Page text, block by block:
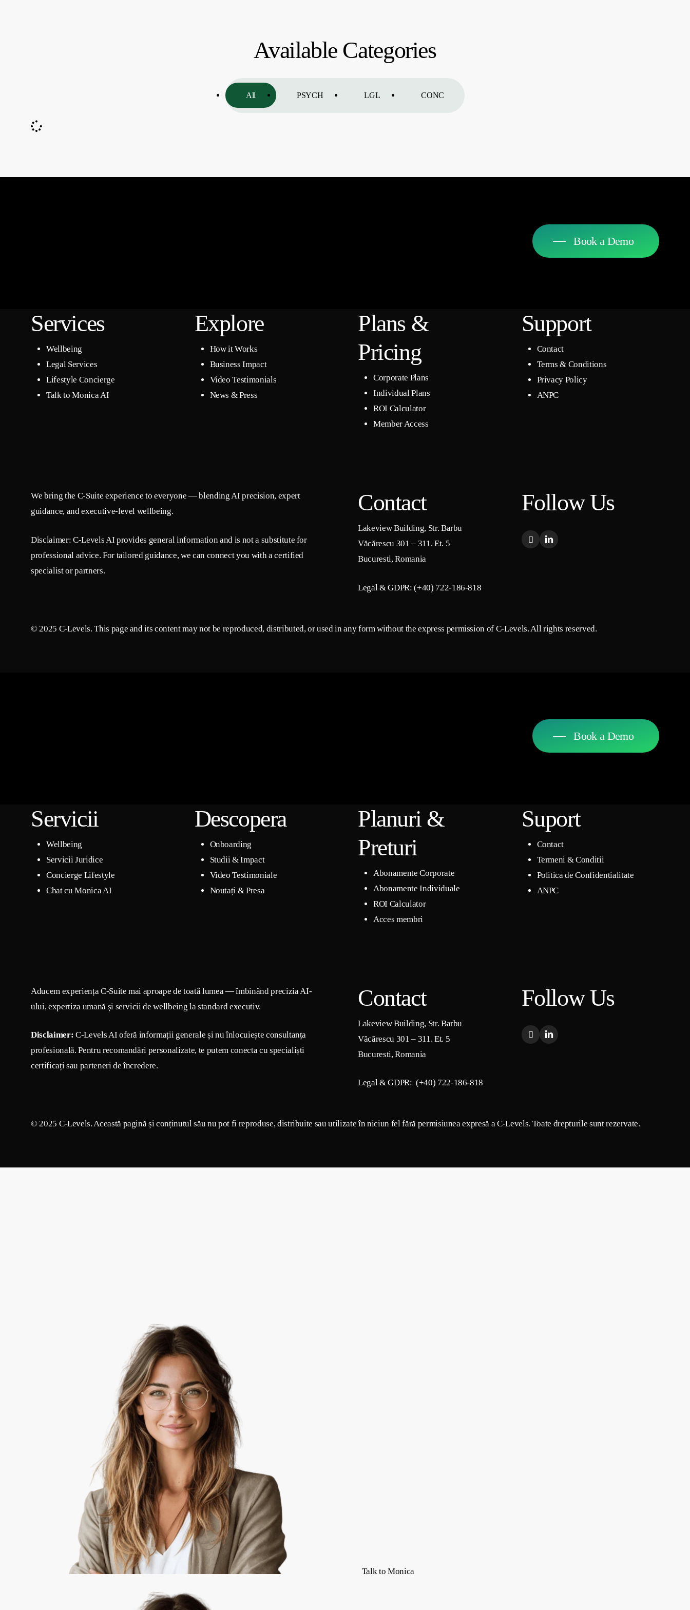
Available Categories
All CONC
LGL
PSYCH
Book a Demo
Services
Wellbeing
Legal Services
Lifestyle Concierge
Talk to Monica AI
Explore
How it Works
Business Impact
Video Testimonials
News & Press
Plans &
Pricing
Corporate Plans
Individual Plans
ROI Calculator
Member Access
Support
Contact
Terms & Conditions
Privacy Policy
ANPC
We bring the C-Suite experience to everyone — blending AI precision, expert
guidance, and executive-level wellbeing.
Disclaimer: C-Levels AI provides general information and is not a substitute for
professional advice. For tailored guidance, we can connect you with a certified
specialist or partners.
Contact
Lakeview Building, Str. Barbu
Văcărescu 301 – 311. Et. 5
Bucuresti, Romania
Legal & GDPR: (+40) 722-186-818
Follow Us
© 2025 C-Levels. This page and its content may not be reproduced, distributed, or used in any form without the express permission of C-Levels. All rights reserved.
Book a Demo
Servicii
Wellbeing
Servicii Juridice
Concierge Lifestyle
Chat cu Monica AI
Descopera
Onboarding
Studii & Impact
Video Testimoniale
Noutați & Presa
Planuri &
Preturi
Abonamente Corporate
Abonamente Individuale
ROI Calculator
Acces membri
Suport
Contact
Termeni & Conditii
Politica de Confidentialitate
ANPC
Aducem experiența C-Suite mai aproape de toată lumea — îmbinând precizia AI-
ului, expertiza umană și servicii de wellbeing la standard executiv.
Disclaimer: C-Levels AI oferă informații generale și nu înlocuiește consultanța
profesională. Pentru recomandări personalizate, te putem conecta cu specialiști
certificați sau parteneri de încredere.
Contact
Lakeview Building, Str. Barbu
Văcărescu 301 – 311. Et. 5
Bucuresti, Romania
Legal & GDPR: (+40) 722-186-818
Follow Us
© 2025 C-Levels. Această pagină și conținutul său nu pot fi reproduse, distribuite sau utilizate în niciun fel fără permisiunea expresă a C-Levels. Toate drepturile sunt rezervate.
Talk to Monica